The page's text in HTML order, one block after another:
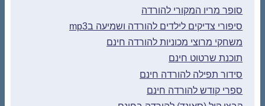
סופר מריו המקורי להורדה
סיפורי צדיקים לילדים להורדה ושמיעה בmp3
משחקי מרוצי מכוניות להורדה חינם
תוכנת שרטוט חינם
סידור תפילה להורדה חינם
ספרי קודש להורדה חינם